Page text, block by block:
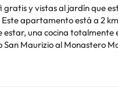
y vistas al jardín que
está a 2 km de CityLife y a
una cocina